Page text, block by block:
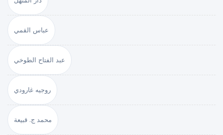
عباس القمي
عبد الفتاح الطوخي
روجيه غارودي
محمد ج. قبيعة